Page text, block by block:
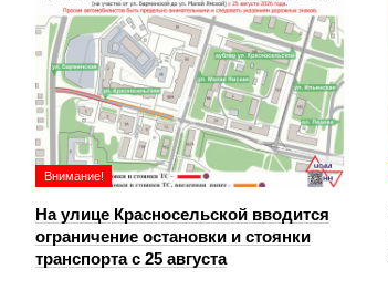
Внимание!
На улице Красносельской вводится
ограничение остановки и стоянки
транспорта с 25 августа